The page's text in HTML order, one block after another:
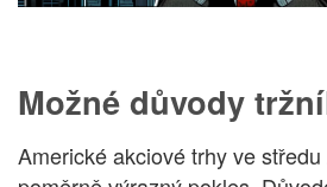
Možné důvody
Americké akciové trhy ve